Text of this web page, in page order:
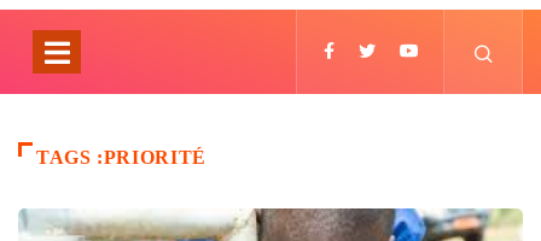
TAGS :PRIORITÉ